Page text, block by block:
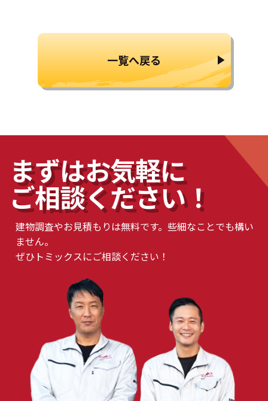
一覧へ戻る
まずはお気軽に
ご相談ください！
建物調査やお見積もりは無料です。些細なことでも構い
ません。
ぜひトミックスにご相談ください！